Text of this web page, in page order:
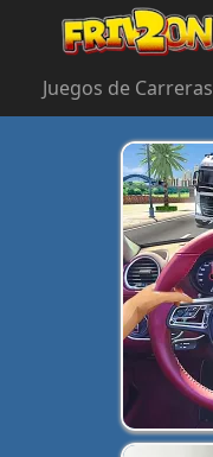
Juegos de Carreras